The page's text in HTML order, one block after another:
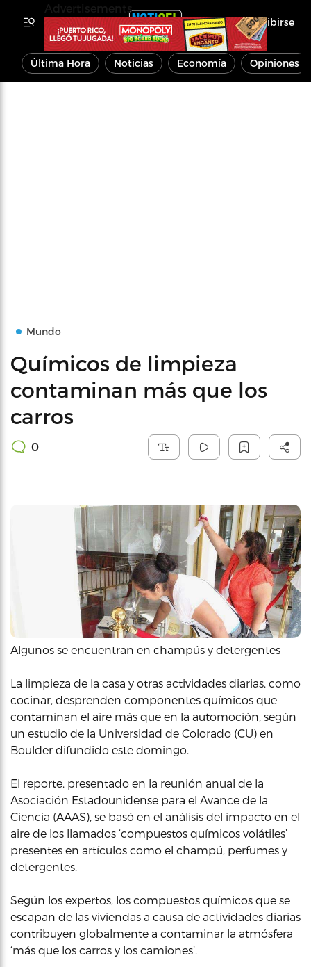
Inscribirse
Última Hora Noticias Economía Opiniones
Mundo
Químicos de limpieza
contaminan más que los
carros
0
Algunos se encuentran en champús y detergentes
La limpieza de la casa y otras actividades diarias, como
cocinar, desprenden componentes químicos que
contaminan el aire más que en la automoción, según
un estudio de la Universidad de Colorado (CU) en
Boulder difundido este domingo.
El reporte, presentado en la reunión anual de la
Asociación Estadounidense para el Avance de la
Ciencia (AAAS), se basó en el análisis del impacto en el
aire de los llamados ‘compuestos químicos volátiles’
presentes en artículos como el champú, perfumes y
detergentes.
Según los expertos, los compuestos químicos que se
escapan de las viviendas a causa de actividades diarias
contribuyen globalmente a contaminar la atmósfera
‘más que los carros y los camiones’.
Advertisements